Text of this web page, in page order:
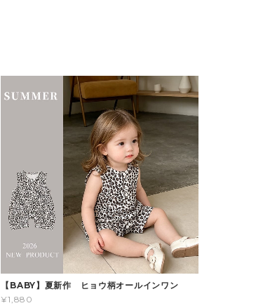
【BABY】夏新作 ヒョウ柄オールインワン
¥1,880